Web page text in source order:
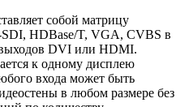
собой матрицу
HDBase/T, VGA, CVBS в
DVI или HDMI.
к одному дисплею
входа может быть
в любом размере без